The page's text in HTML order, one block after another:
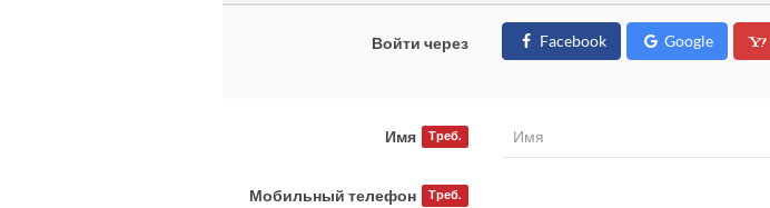
Войти через Facebook Google
Имя Треб.
Мобильный телефон Треб.